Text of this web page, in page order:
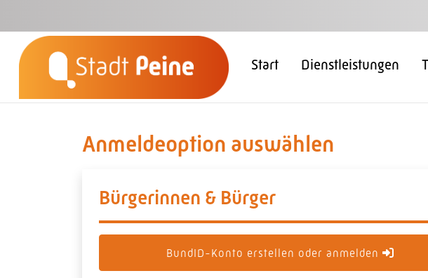
Start Dienstleistungen
Anmeldeoption auswählen
Bürgerinnen & Bürger
BundID-Konto erstellen oder anmelden